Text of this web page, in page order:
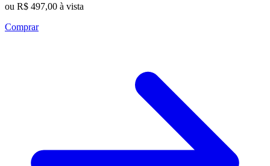
ou R$ 497,00 à vista
Comprar